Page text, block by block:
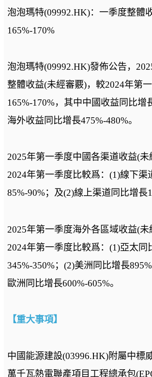
泡泡瑪特(09992.HK)：一季度整體
165%-170%
泡泡瑪特(09992.HK)發佈公告，
整體收益(未經審覈)，較2024年第
165%-170%，其中中國收益同比增
海外收益同比增長475%-480%。
2025年第一季度中國各渠道收益(
2024年第一季度比較爲：(1)線下渠
85%-90%；及(2)線上渠道同比增長
2025年第一季度海外各區域收益(
2024年第一季度比較爲：(1)亞太同
345%-350%；(2)美洲同比增長
歐洲同比增長600%-605%。
【重大事項】
中國能源建設(03996.HK)附屬中標
萬千瓦熱電聯產項目工程總承包